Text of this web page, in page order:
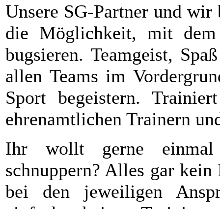
Unsere SG-Partner und
die Möglichkeit, mit
bugsieren. Teamgeist,
allen Teams im
Sport begeistern.
ehrenamtlichen Trainern
Ihr wollt gerne
schnuppern? Alles gar
bei den jeweiligen